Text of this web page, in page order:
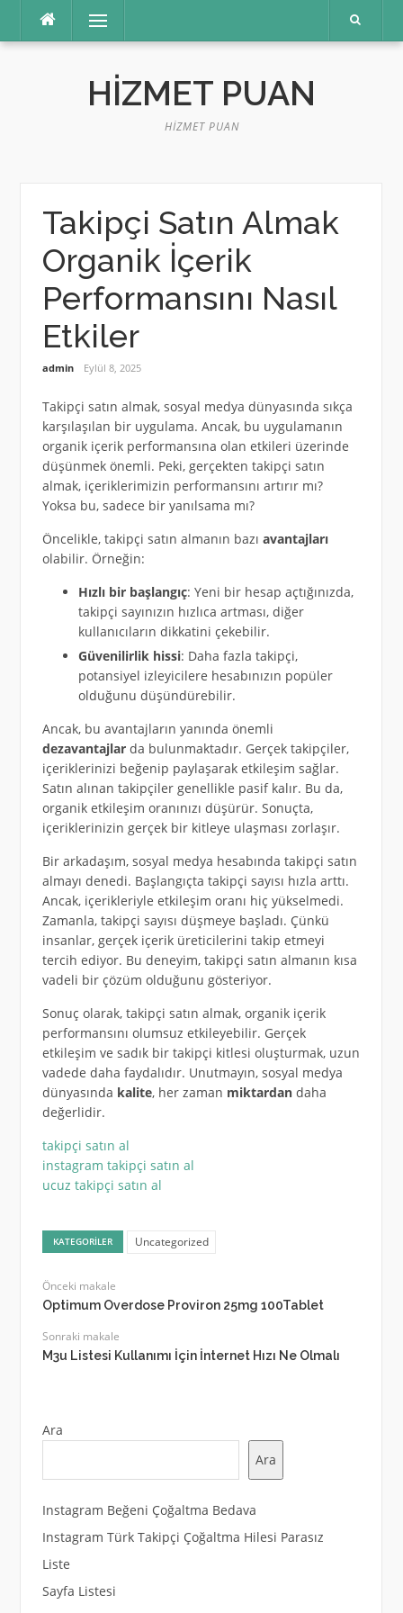
Menü
HIZMET PUAN
HIZMET PUAN
Takipçi Satın Almak
Organik İçerik
Performansını Nasıl
Etkiler
admin Eylül 8, 2025
Takipçi satın almak, sosyal medya dünyasında sıkça
karşılaşılan bir uygulama. Ancak, bu uygulamanın
organik içerik performansına olan etkileri üzerinde
düşünmek önemli. Peki, gerçekten takipçi satın
almak, içeriklerimizin performansını artırır mı?
Yoksa bu, sadece bir yanılsama mı?
Öncelikle, takipçi satın almanın bazı avantajları
olabilir. Örneğin:
Hızlı bir başlangıç: Yeni bir hesap açtığınızda,
takipçi sayınızın hızlıca artması, diğer
kullanıcıların dikkatini çekebilir.
Güvenilirlik hissi: Daha fazla takipçi,
potansiyel izleyicilere hesabınızın popüler
olduğunu düşündürebilir.
Ancak, bu avantajların yanında önemli
dezavantajlarda bulunmaktadır. Gerçek takipçiler,
içeriklerinizi beğenip paylaşarak etkileşim sağlar.
Satın alınan takipçiler genellikle pasif kalır. Bu da,
organik etkileşim oranınızı düşürür. Sonuçta,
içeriklerinizin gerçek bir kitleye ulaşması zorlaşır.
Bir arkadaşım, sosyal medya hesabında takipçi satın
almayı denedi. Başlangıçta takipçi sayısı hızla arttı.
Ancak, içerikleriyle etkileşim oranı hiç yükselmedi.
Zamanla, takipçi sayısı düşmeye başladı. Çünkü
insanlar, gerçek içerik üreticilerini takip etmeyi
tercih ediyor. Bu deneyim, takipçi satın almanın kısa
vadeli bir çözüm olduğunu gösteriyor.
Sonuç olarak, takipçi satın almak, organik içerik
performansını olumsuz etkileyebilir. Gerçek
etkileşim ve sadık bir takipçi kitlesi oluşturmak, uzun
vadede daha faydalıdır. Unutmayın, sosyal medya
dünyasında kalite, her zaman miktardandaha
değerlidir.
takipçi satın al
instagram takipçi satın al
ucuz takipçi satın al
KATEGORILER Uncategorized
Önceki makale
Optimum Overdose Proviron 25mg 100Tablet
Sonraki makale
M3u Listesi Kullanımı İçin İnternet Hızı Ne Olmalı
Ara
Ara
Instagram Beğeni Çoğaltma Bedava
Instagram Türk Takipçi Çoğaltma Hilesi Parasız
Liste
Sayfa Listesi